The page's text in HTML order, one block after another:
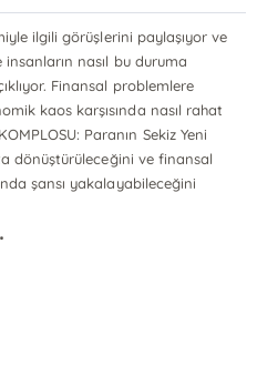
ilgili görüşlerini paylaşıyor ve
insanların nasıl bu duruma
Finansal problemlere
kaos karşısında nasıl rahat
Paranın Sekiz Yeni
dönüştürüleceğini ve finansal
şansı yakalayabileceğini